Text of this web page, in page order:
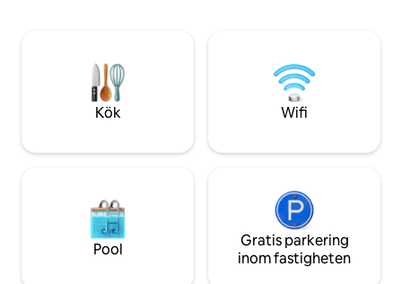
grunderna, känna sig mänskliga igen.
spelrum i
avkoppling.
med familjen
Kök Wifi
Pool
Gratis parkering
inom fastigheten